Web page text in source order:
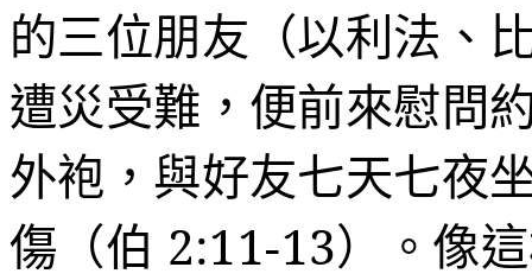
的三位朋友（以利法、
遭災受難，便前來慰問
外袍，與好友七天七夜
傷 （伯 2:11-13）。像